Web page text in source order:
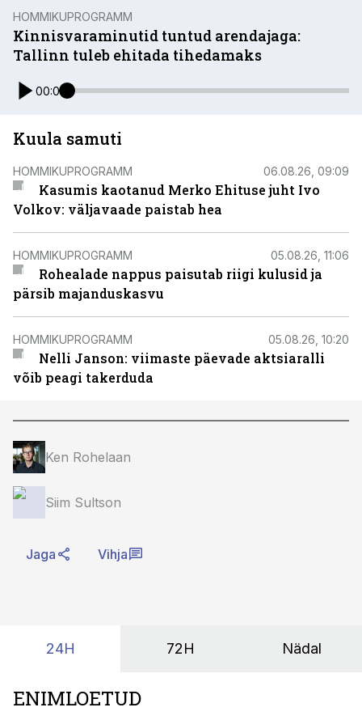
HOMMIKUPROGRAMM
Kinnisvaraminutid tuntud arendajaga:
Tallinn tuleb ehitada tihedamaks
00:00
Kuula samuti
HOMMIKUPROGRAMM 06.08.26, 09:09
Kasumis kaotanud Merko Ehituse juht Ivo
Volkov: väljavaade paistab hea
HOMMIKUPROGRAMM 05.08.26, 11:06
Rohealade nappus paisutab riigi kulusid ja
pärsib majanduskasvu
HOMMIKUPROGRAMM 05.08.26, 10:20
Nelli Janson: viimaste päevade aktsiaralli
võib peagi takerduda
Ken Rohelaan
Siim Sultson
Jaga Vihja
24H 72H Nädal
ENIMLOETUD